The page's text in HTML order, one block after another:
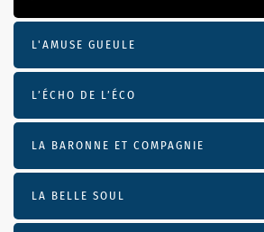
L'AMUSE GUEULE
L’ÉCHO DE L’ÉCO
LA BARONNE ET COMPAGNIE
LA BELLE SOUL